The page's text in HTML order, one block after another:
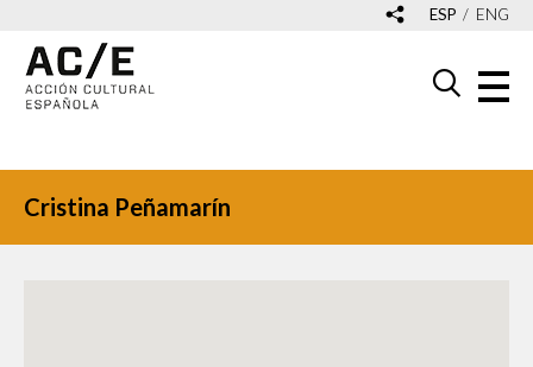
ESP ENG
Cristina Peñamarín